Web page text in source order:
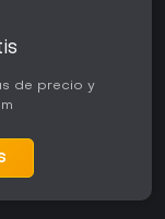
de precio y